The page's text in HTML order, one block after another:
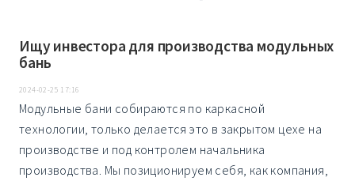
Ищу инвестора для производства модульных
бань
2024-02-25 17:16
Модульные бани собираются по каркасной
технологии, только делается это в закрытом цехе на
производстве и под контролем начальника
производства. Мы позиционируем себя, как компания,